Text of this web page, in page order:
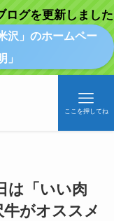
ログを更新しました
沢」のホームペー
」
ここを押してね
は「いい肉
がオススメ